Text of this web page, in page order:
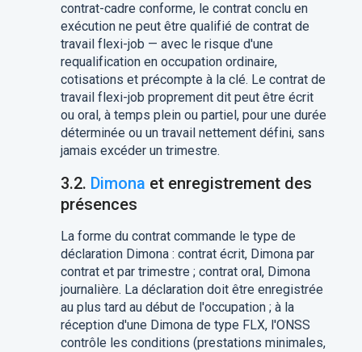
contrat-cadre conforme, le contrat conclu en
exécution ne peut être qualifié de contrat de
travail flexi-job — avec le risque d'une
requalification en occupation ordinaire,
cotisations et précompte à la clé. Le contrat de
travail flexi-job proprement dit peut être écrit
ou oral, à temps plein ou partiel, pour une durée
déterminée ou un travail nettement défini, sans
jamais excéder un trimestre.
3.2. Dimona et enregistrement des
présences
La forme du contrat commande le type de
déclaration Dimona : contrat écrit, Dimona par
contrat et par trimestre ; contrat oral, Dimona
journalière. La déclaration doit être enregistrée
au plus tard au début de l'occupation ; à la
réception d'une Dimona de type FLX, l'ONSS
contrôle les conditions (prestations minimales,